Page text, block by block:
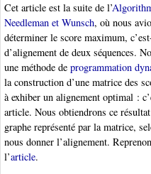
Cet article est la suite de l’
Needleman et Wunsch, où nous
déterminer le score maximum,
d’alignement de deux séquences.
une méthode de programmation
la construction d’une matrice des
à exhiber un alignement optimal :
article. Nous obtiendrons ce
graphe représenté par la matrice,
nous donner l’alignement.
l’article.